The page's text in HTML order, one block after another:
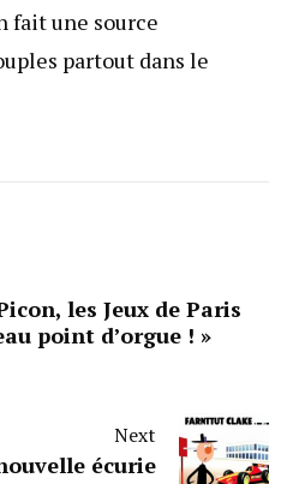
fait une source
partout dans le
les Jeux de Paris
point d’orgue ! »
Next
écurie